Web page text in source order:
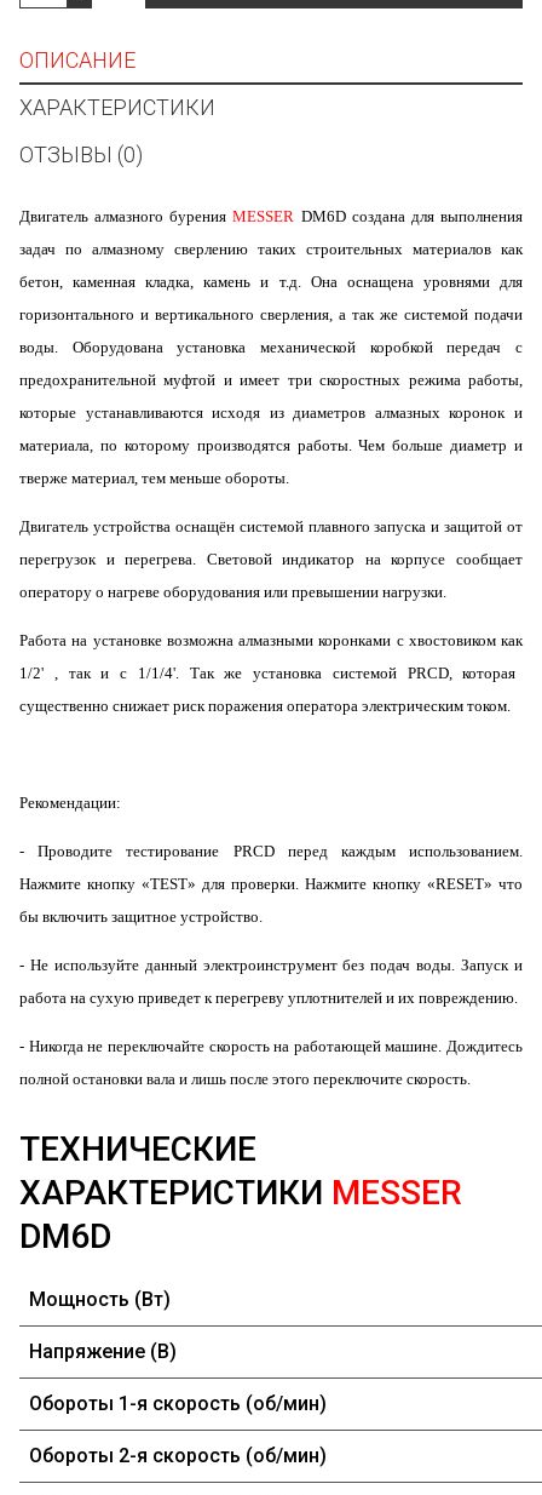
ОПИСАНИЕ
ХАРАКТЕРИСТИКИ
ОТЗЫВЫ (0)
Двигатель алмазного буренияMESSER DM6Dсоздана для выполнения
задач по алмазному сверлению таких строительных материалов как
бетон, каменная кладка, камень и т.д. Она оснащена уровнями для
горизонтального и вертикального сверления, а так же системой подачи
воды. Оборудована установка механической коробкой передач с
предохранительной муфтой и имеет три скоростных режима работы,
которые устанавливаются исходя из диаметров алмазных коронок и
материала, по которому производятся работы. Чем больше диаметр и
тверже материал, тем меньше обороты.
Двигатель устройства оснащён системой плавного запуска и защитой от
перегрузок и перегрева. Световой индикатор на корпусе сообщает
оператору о нагреве оборудования или превышении нагрузки.
Работа на установке возможна алмазными коронками с хвостовикомкак
1/2' , так и с 1/1/4'. Так же установка системой PRCD, которая
существенно снижает риск поражения оператора электрическим током.
Рекомендации:
- Проводите тестирование PRCD перед каждым использованием.
Нажмите кнопку «TEST» для проверки. Нажмите кнопку «RESET» что
бы включить защитное устройство.
- Не используйте данный электроинструмент без подач воды. Запуск и
работа на сухую приведет к перегреву уплотнителей и их повреждению.
- Никогда не переключайте скорость на работающей машине. Дождитесь
полной остановки вала и лишь после этого переключите скорость.
ТЕХНИЧЕСКИЕ
ХАРАКТЕРИСТИКИ MESSER
DM6D
Мощность (Вт)
Напряжение (В)
Обороты 1-я скорость (об/мин)
Обороты 2-я скорость (об/мин)